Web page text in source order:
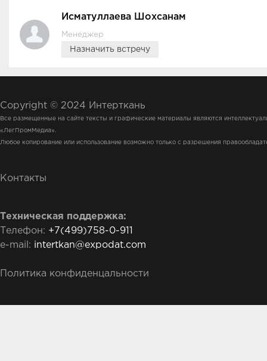
Исматуллаева Шохсанам
Менеджер
Назначить встречу
Copyright © 2024 Интерткань
Все размещенные на сайте тексты и графические материалы являются
«ЛегПромМедиа».
Любое копирование или использование возможно только с разрешения
Контакты
Техническая поддержка:
Телефон: +7(499)758-0-911
e-mail: intertkan@expodat.com
Политика конфиденцальности